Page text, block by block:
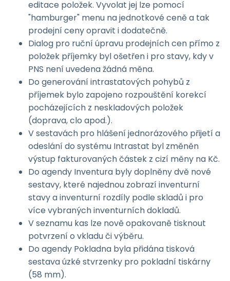
editace položek. Vyvolat jej lze pomocí
"hamburger" menu na jednotkové ceně a tak
prodejní ceny opravit i dodatečně.
Dialog pro ruční úpravu prodejních cen přímo z
položek příjemky byl ošetřen i pro stavy, kdy v
PNS není uvedena žádná měna.
Do generování intrastatových pohybů z
příjemek bylo zapojeno rozpouštění korekcí
pocházejících z neskladových položek
(doprava, clo apod.).
V sestavách pro hlášení jednorázového přijetí a
odeslání do systému Intrastat byl změněn
výstup fakturovaných částek z cizí měny na Kč.
Do agendy Inventura byly doplněny dvě nové
sestavy, které najednou zobrazí inventurní
stavy a inventurní rozdíly podle skladů i pro
více vybraných inventurních dokladů.
V seznamu kas lze nově opakovaně tisknout
potvrzení o vkladu či výběru.
Do agendy Pokladna byla přidána tisková
sestava úzké stvrzenky pro pokladní tiskárny
(58 mm).